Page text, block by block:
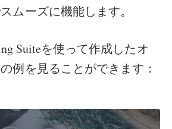
ムーズに機能します。
Suiteを使って作成したオ
例を見ることができます：